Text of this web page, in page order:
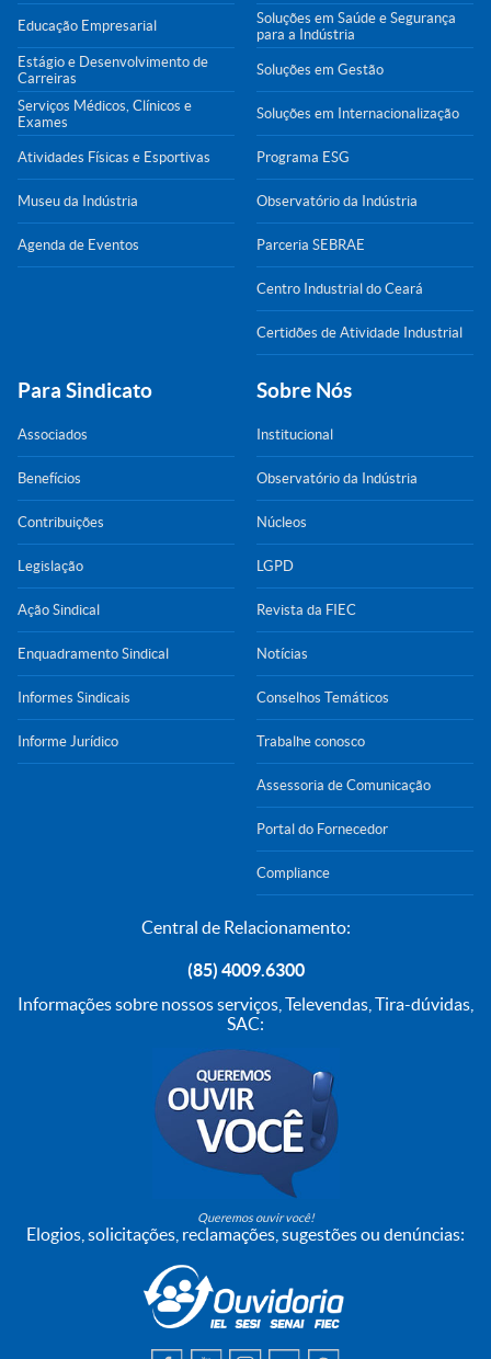
Educação Empresarial
Estágio e Desenvolvimento de
Carreiras
Serviços Médicos, Clínicos e
Exames
Atividades Físicas e Esportivas
Museu da Indústria
Agenda de Eventos
Soluções em Saúde e Segurança
para a Indústria
Soluções em Gestão
Soluções em Internacionalização
Programa ESG
Observatório da Indústria
Parceria SEBRAE
Centro Industrial do Ceará
Certidões de Atividade Industrial
Para Sindicato
Associados
Benefícios
Contribuições
Legislação
Ação Sindical
Enquadramento Sindical
Informes Sindicais
Informe Jurídico
Sobre Nós
Institucional
Observatório da Indústria
Núcleos
LGPD
Revista da FIEC
Notícias
Conselhos Temáticos
Trabalhe conosco
Assessoria de Comunicação
Portal do Fornecedor
Compliance
Central de Relacionamento:
(85) 4009.6300
Informações sobre nossos serviços, Televendas, Tira-dúvidas,
SAC:
Queremos ouvir você!
Elogios, solicitações, reclamações, sugestões ou denúncias: